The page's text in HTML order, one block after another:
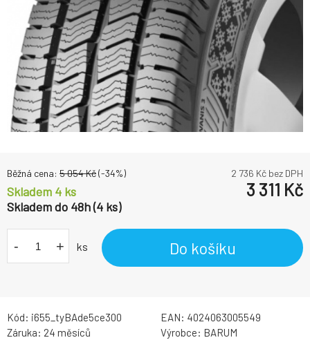
Běžná cena: 5 054Kč(-34%) 2 736 Kč bez DPH
Skladem 4 ks
Skladem do 48h (4 ks)
3 311 Kč
- + ks Do košíku
Kód: i655_tyBAde5ce300 EAN: 4024063005549
Záruka: 24 měsíců Výrobce: BARUM